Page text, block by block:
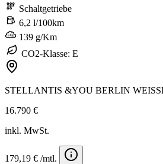
Schaltgetriebe
6,2 l/100km
139 g/Km
CO2-Klasse: E
STELLANTIS &YOU BERLIN
16.790 €
inkl. MwSt.
179,19 € /mtl.